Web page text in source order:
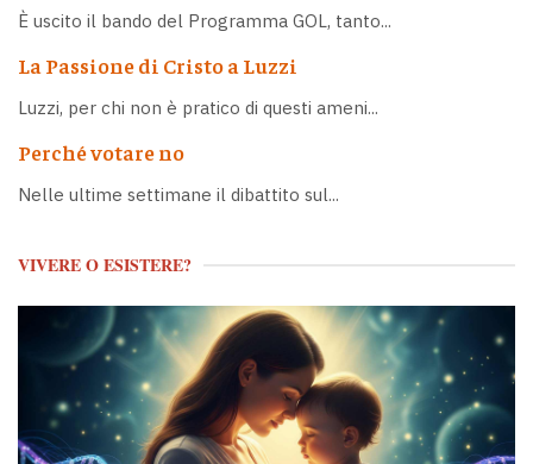
È uscito il bando del Programma GOL, tanto...
La Passione di Cristo a Luzzi
Luzzi, per chi non è pratico di questi ameni...
Perché votare no
Nelle ultime settimane il dibattito sul...
VIVERE O ESISTERE?